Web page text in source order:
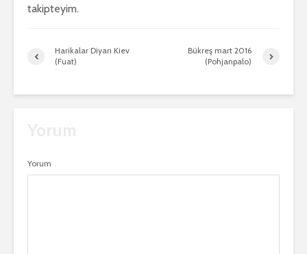
takipteyim.
Harikalar Diyarı Kiev
(Fuat)
Bükreş mart 2016
(Pohjanpalo)
Yorum